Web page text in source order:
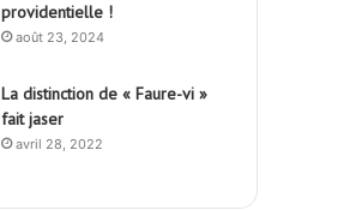
providentielle !
août 23, 2024
La distinction de « Faure-vi »
fait jaser
avril 28, 2022